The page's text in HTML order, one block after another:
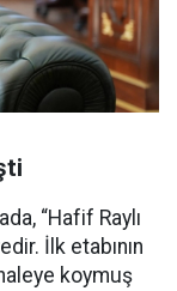
“Hafif Raylı
İlk etabının
koymuş